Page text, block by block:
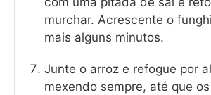
murchar. Acrescente o
mais alguns minutos.
Junte o arroz e refogue por
mexendo sempre, até que